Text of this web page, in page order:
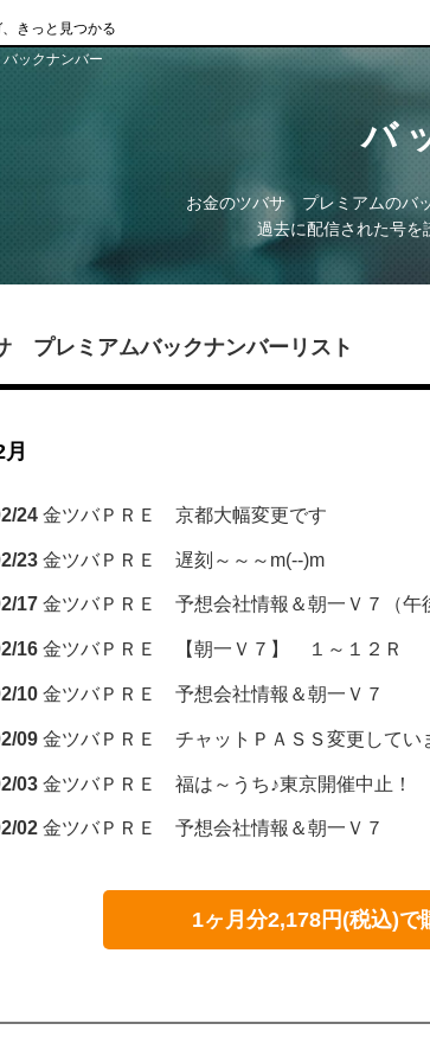
きっと見つかる
バックナンバー
バ
お金のツバサ プレミアムのバ
過去に配信された号を
プレミアムバックナンバーリスト
24 金ツバＰＲＥ 京都大幅変更です
23 金ツバＰＲＥ 遅刻～～～m(--)m
17 金ツバＰＲＥ 予想会社情報＆朝一Ｖ７（午
16 金ツバＰＲＥ 【朝一Ｖ７】 １～１２Ｒ
10 金ツバＰＲＥ 予想会社情報＆朝一Ｖ７
09 金ツバＰＲＥ チャットＰＡＳＳ変更してい
03 金ツバＰＲＥ 福は～うち♪東京開催中止！
02 金ツバＰＲＥ 予想会社情報＆朝一Ｖ７
1ヶ月分2,178円(税込)で